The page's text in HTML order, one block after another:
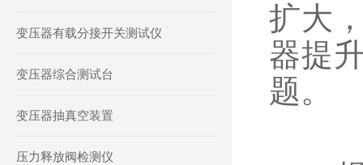
变压器有载分接开关测试仪
变压器综合测试台
变压器抽真空装置
压力释放阀检测仪
扩大
器提
题。